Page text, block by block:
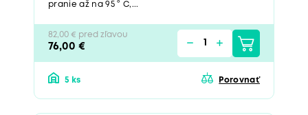
pranie až na 95 ° C,...
82,00 € pred zľavou
76,00 €
5 ks Porovnať